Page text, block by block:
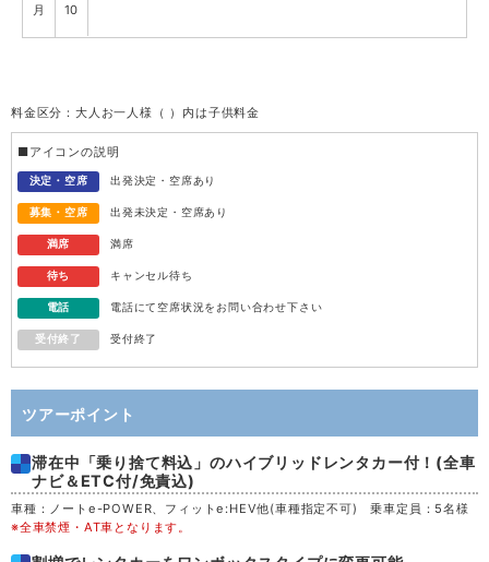
月 10
水 12
木 13
金 14
日 16
月 17
火 18
水 19
料金区分：大人お一人様（ ）内は子供料金
■アイコンの説明
決定・空席 出発決定・空席あり
募集・空席 出発未決定・空席あり
満席 満席
待ち キャンセル待ち
電話 電話にて空席状況をお問い合わせ下さい
受付終了 受付終了
ツアーポイント
滞在中「乗り捨て料込」のハイブリッドレンタカー付！(全車
ナビ＆ETC付/免責込)
車種：ノートe-POWER、フィットe:HEV他(車種指定不可) 乗車定員：5名様
※全車禁煙・AT車となります。